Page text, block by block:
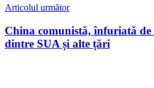
Articolul următor
China comunistă, înfuriată de
dintre SUA și alte țări